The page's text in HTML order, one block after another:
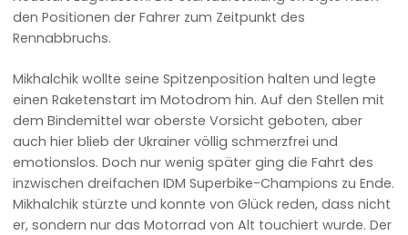
den Positionen der Fahrer zum Zeitpunkt des
Rennabbruchs.
Mikhalchik wollte seine Spitzenposition halten und legte
einen Raketenstart im Motodrom hin. Auf den Stellen mit
dem Bindemittel war oberste Vorsicht geboten, aber
auch hier blieb der Ukrainer völlig schmerzfrei und
emotionslos. Doch nur wenig später ging die Fahrt des
inzwischen dreifachen IDM Superbike-Champions zu Ende.
Mikhalchik stürzte und konnte von Glück reden, dass nicht
er, sondern nur das Motorrad von Alt touchiert wurde. Der